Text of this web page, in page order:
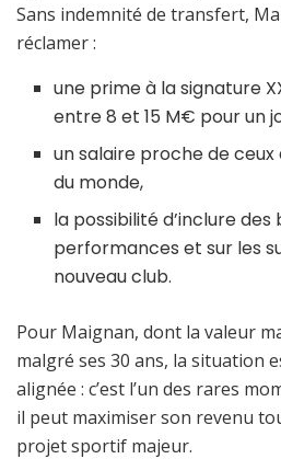
Sans indemnité de transfert,
réclamer :
une prime à la signature
entre 8 et 15 M€ pour un
un salaire proche de
du monde,
la possibilité d’inclure des
performances et sur les
nouveau club.
Pour Maignan, dont la valeur
malgré ses 30 ans, la situation
alignée : c’est l’un des rares
il peut maximiser son revenu
projet sportif majeur.